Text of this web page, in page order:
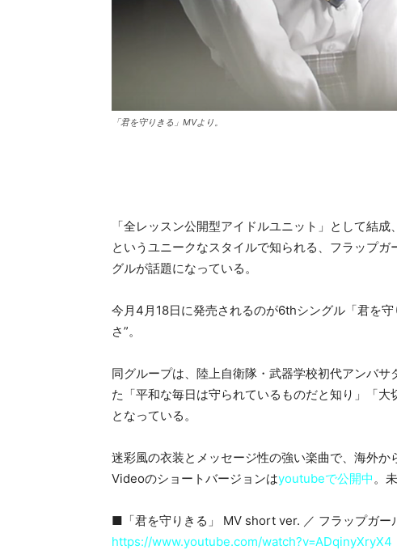
「君を守りきる」MVより。
「全レッスン公開型アイドルユニット」として結
というユニークなスタイルで知られる、フラップ
グルが話題になっている。
今月4月18日に発売されるのが6thシングル「君を
さ”。
同グループは、陸上自衛隊・武器学校初代アンバ
た「平和な毎日は守られているものだと知り」「
となっている。
迷彩風の衣装とメッセージ性の強い楽曲で、海外
Videoのショートバージョンはyoutubeで公開中 。
■「君を守りきる」 MV short ver. ／ フラップガー
https://www.youtube.com/watch?v=ADqinyXryX4